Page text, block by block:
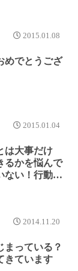
2015.01.08
めでとうござ
2015.01.04
は大事だけ
るかを悩んで
ない！行動し
2014.11.20
まっている？
きています